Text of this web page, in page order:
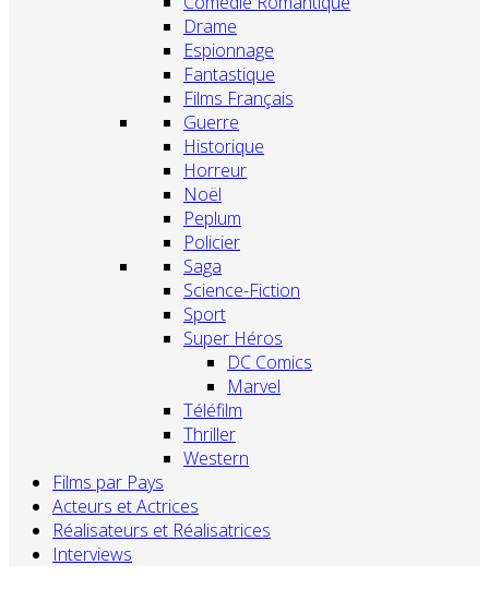
Drame
Espionnage
Fantastique
Films Français
Guerre
Historique
Horreur
Noël
Peplum
Policier
Saga
Science-Fiction
Sport
Super Héros
DC Comics
Marvel
Téléfilm
Thriller
Western
Films par Pays
Acteurs et Actrices
Réalisateurs et Réalisatrices
Interviews